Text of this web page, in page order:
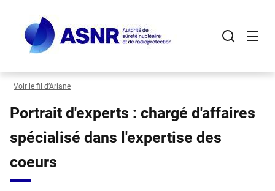
contenu
principal
Voir le fil d’Ariane
Portrait d'experts : chargé d'affaires
spécialisé dans l'expertise des
coeurs